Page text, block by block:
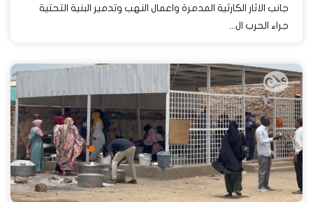
جانب الاثار الكارثية المدمرة واعمال النهب وتدمير البنية التحتية
جراء الحرب ال...